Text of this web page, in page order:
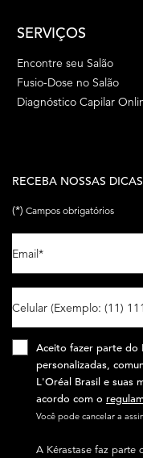
SERVIÇOS
Encontre seu Salão
Fusio-Dose no Salão
Diagnóstico Capilar
RECEBA NOSSAS
(*) Campos obrigatórios
Email*
Celular (Exemplo: (11)
Aceito fazer parte do
personalizadas,
L'Oréal Brasil e suas
acordo com o
Você pode cancelar a
A Kérastase faz parte